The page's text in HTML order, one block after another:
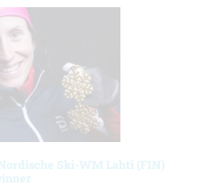
Ski-WM Lahti (FIN)